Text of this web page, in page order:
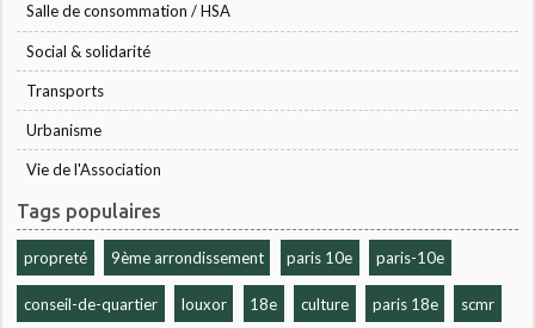
Salle de consommation / HSA
Social & solidarité
Transports
Urbanisme
Vie de l'Association
Tags populaires
propreté 9ème arrondissement paris 10e paris-10e
conseil-de-quartier louxor 18e culture paris 18e scmr